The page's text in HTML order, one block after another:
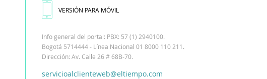
VERSIÓN PARA MÓVIL
Info general del portal: PBX: 57 (1) 2940100.
Bogotá 5714444 - Línea Nacional 01 8000 110 211.
Dirección: Av. Calle 26 # 68B-70.
servicioalclienteweb@eltiempo.com